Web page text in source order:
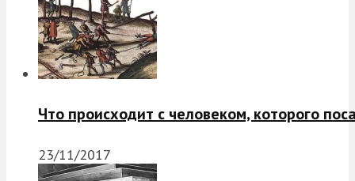
Что происходит с человеком, которого
23/11/2017